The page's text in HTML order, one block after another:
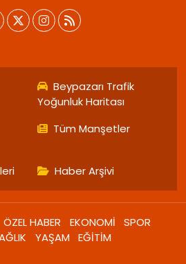
Beypazarı Trafik
Yoğunluk Haritası
Tüm Manşetler
Haber Arşivi
ÖZEL HABER EKONOMİ
SPOR
YAŞAM EĞİTİM